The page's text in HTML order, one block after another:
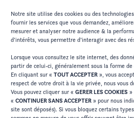
ET
SUR LES
ET D'AUTRES
Notre site utilise des cookies ou des
fournir les services que vous demandez,
mesurer et analyser notre audience & la
d’intérêts, vous permettre d’interagir avec des
Lorsque vous consultez le site internet, des
partir de celui-ci, généralement sous la forme de
En cliquant sur « TOUT ACCEPTER », vous
respect de votre droit à la vie privée, nous vous
Vous pouvez cliquer sur « GERER LES COOKIES »
« CONTINUER SANS ACCEPTER » pour nous
site sont déposés). Si vous bloquez certains